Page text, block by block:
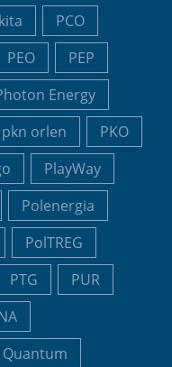
PCO
PEO
PEP
Energy
pkn orlen
PKO
PlayWay
Polenergia
PolTREG
PTG
PUR
Quantum